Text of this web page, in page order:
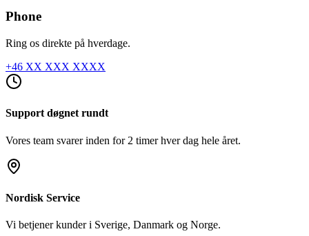
Phone
Ring os direkte på hverdage.
+46 XX XXX XXXX
Support døgnet rundt
Vores team svarer inden for 2 timer hver dag hele året.
Nordisk Service
Vi betjener kunder i Sverige, Danmark og Norge.